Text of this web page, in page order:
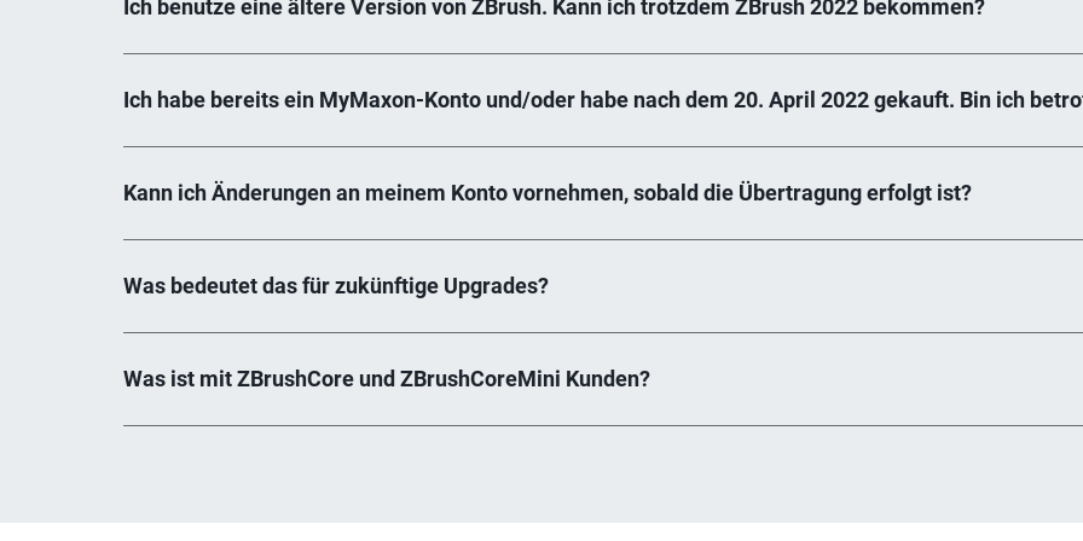
Ich benutze eine ältere Version von ZBrush. Kann ich trotzdem ZBrush 2022 bekommen?
Ich habe bereits ein MyMaxon-Konto und/oder habe nach dem 20. April 2022 gekauft. Bin ich
Kann ich Änderungen an meinem Konto vornehmen, sobald die Übertragung erfolgt ist?
Was bedeutet das für zukünftige Upgrades?
Was ist mit ZBrushCore und ZBrushCoreMini Kunden?